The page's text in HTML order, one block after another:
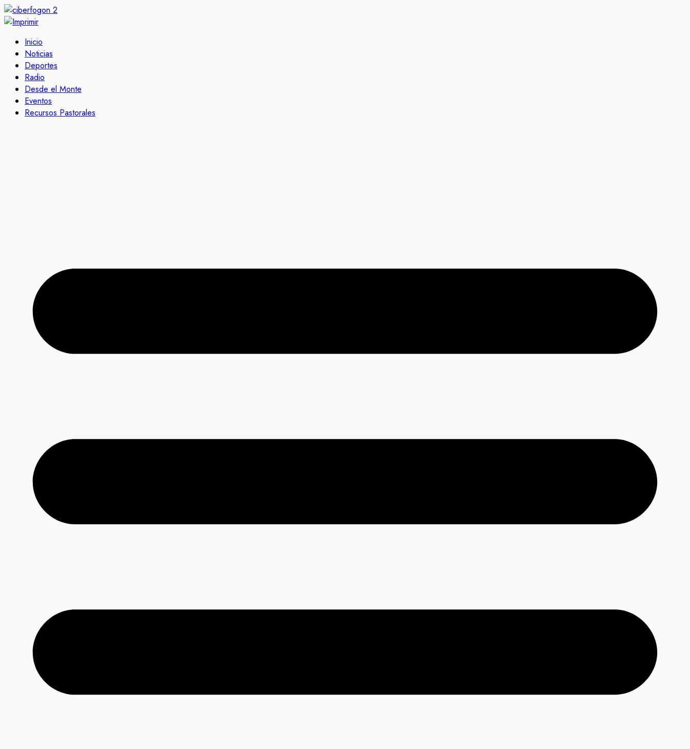
Inicio
Noticias
Deportes
Radio
Desde el Monte
Eventos
Recursos Pastorales